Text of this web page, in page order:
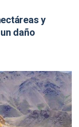
y
daño